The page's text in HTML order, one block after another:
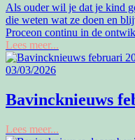
Als ouder wil je dat je kind
die weten wat ze doen en
Proceon continu in de
Lees meer...
03/03/2026
Bavincknieuws
Lees meer...